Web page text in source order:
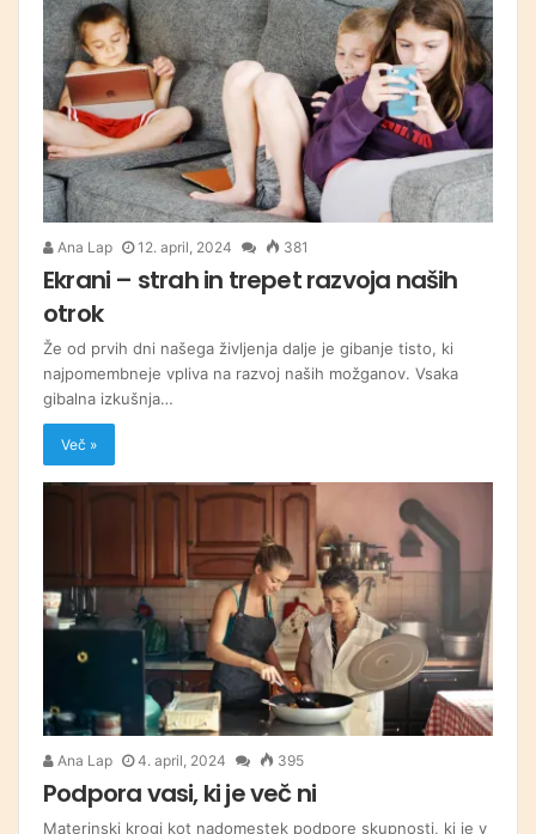
Ana Lap 12. april, 2024 381
Ekrani – strah in trepet razvoja naših
otrok
Že od prvih dni našega življenja dalje je gibanje tisto, ki
najpomembneje vpliva na razvoj naših možganov. Vsaka
gibalna izkušnja…
Več »
Ana Lap 4. april, 2024 395
Podpora vasi, ki je več ni
Materinski krogi kot nadomestek podpore skupnosti, ki je v